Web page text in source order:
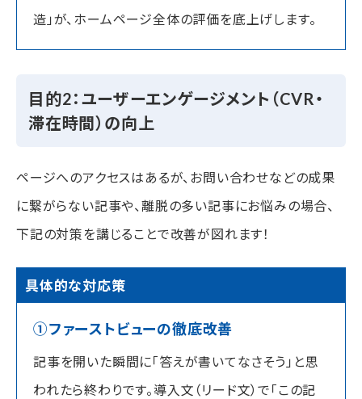
造」が、ホームページ全体の評価を底上げします。
目的2：ユーザーエンゲージメント（CVR・
滞在時間）の向上
ページへのアクセスはあるが、お問い合わせなどの成果
に繋がらない記事や、離脱の多い記事にお悩みの場合、
下記の対策を講じることで改善が図れます！
具体的な対応策
①ファーストビューの徹底改善
記事を開いた瞬間に「答えが書いてなさそう」と思
われたら終わりです。導入文（リード文）で「この記